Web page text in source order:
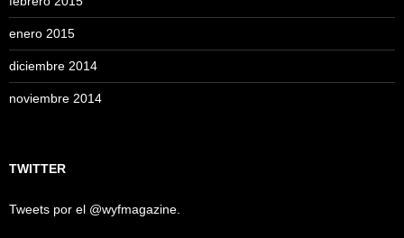
enero 2015
diciembre 2014
noviembre 2014
TWITTER
Tweets por el @wyfmagazine.